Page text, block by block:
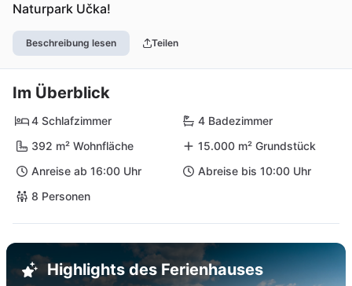
Naturpark Učka!
Beschreibung lesen Teilen
Im Überblick
4 Schlafzimmer
4 Badezimmer
392 m² Wohnfläche
15.000 m² Grundstück
Anreise ab 16:00 Uhr
Abreise bis 10:00 Uhr
8 Personen
Highlights des Ferienhauses